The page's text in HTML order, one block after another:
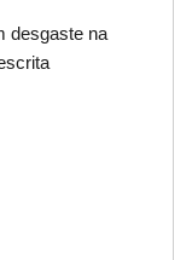
desgaste na